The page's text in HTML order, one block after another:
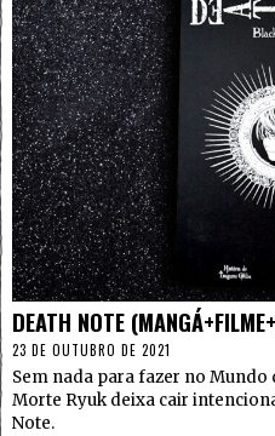
DEATH NOTE
23 DE OUTUBRO DE 2021
Sem nada para fazer no Mundo
Morte Ryuk deixa cair
Note.